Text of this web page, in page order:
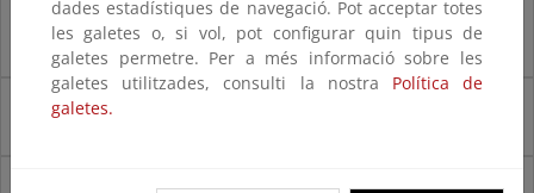
Mezcla de coníferas autóctonas en la región biogeográfica
Mediterránea
Mezcla de coníferas autóctonas en la región biogeográfica
dades estadístiques de navegació. Pot acceptar totes
les galetes o, si vol, pot configurar quin tipus de
galetes permetre. Per a més informació sobre les
galetes utilitzades, consulti la nostra Política de
galetes.